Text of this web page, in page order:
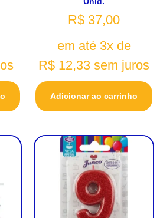
R$ 37,00
em até 3x de
R$ 12,33 sem juros
Adicionar ao carrinho